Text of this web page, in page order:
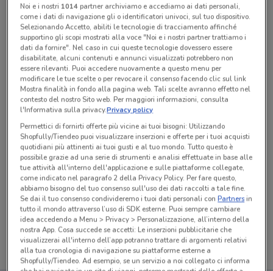
Tutte le promozioni di questo negozio
Ci dispiace, al momento non abbiamo pubblicato
volantini nella tua zona. Riprova più tardi.
Noi e i nostri 1014partner archiviamo e accediamo ai dati personali,
come i dati di navigazione gli o identificatori univoci, sul tuo dispositivo.
Selezionando Accetto, abiliti le tecnologie di tracciamento affinché
supportino gli scopi mostrati alla voce "Noi e i nostri partner trattiamo i
dati da fornire". Nel caso in cui queste tecnologie dovessero essere
disabilitate, alcuni contenuti e annunci visualizzati potrebbero non
essere rilevanti. Puoi accedere nuovamente a questo menu per
modificare le tue scelte o per revocare il consenso facendo clic sul link
Mostra finalità in fondo alla pagina web. Tali scelte avranno effetto nel
contesto del nostro Sito web. Per maggiori informazioni, consulta
l'Informativa sulla privacy.Privacy policy
Permettici di fornirti offerte più vicine ai tuoi bisogni: Utilizzando
Shopfully/Tiendeo puoi visualizzare inserzioni e offerte per i tuoi acquisti
quotidiani più attinenti ai tuoi gusti e al tuo mondo. Tutto questo è
possibile grazie ad una serie di strumenti e analisi effettuate in base alle
tue attività all'interno dell'applicazione e sulle piattaforme collegate,
come indicato nel paragrafo 2 della Privacy Policy. Per fare questo,
abbiamo bisogno del tuo consenso sull'uso dei dati raccolti a tale fine.
Se dai il tuo consenso condivideremo i tuoi dati personali conPartnersin
tutto il mondo attraverso l’uso di SDK esterne. Puoi sempre cambiare
idea accedendo a Menu > Privacy > Personalizzazione, all’interno della
nostra App. Cosa succede se accetti: Le inserzioni pubblicitarie che
visualizzerai all'interno dell’app potranno trattare di argomenti relativi
alla tua cronologia di navigazione su piattaforme esterne a
Shopfully/Tiendeo. Ad esempio, se un servizio a noi collegato ci informa